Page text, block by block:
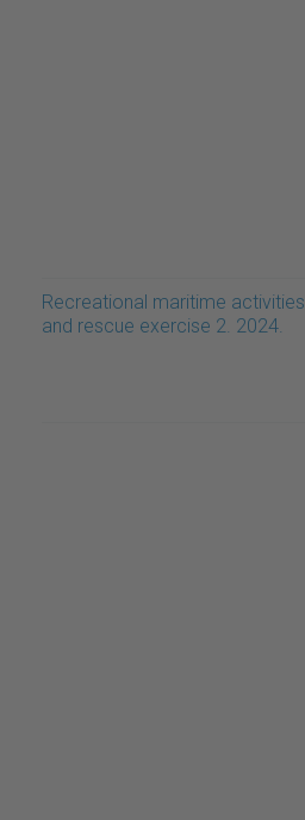
Recreational maritime
and rescue exercise 2. 2024.